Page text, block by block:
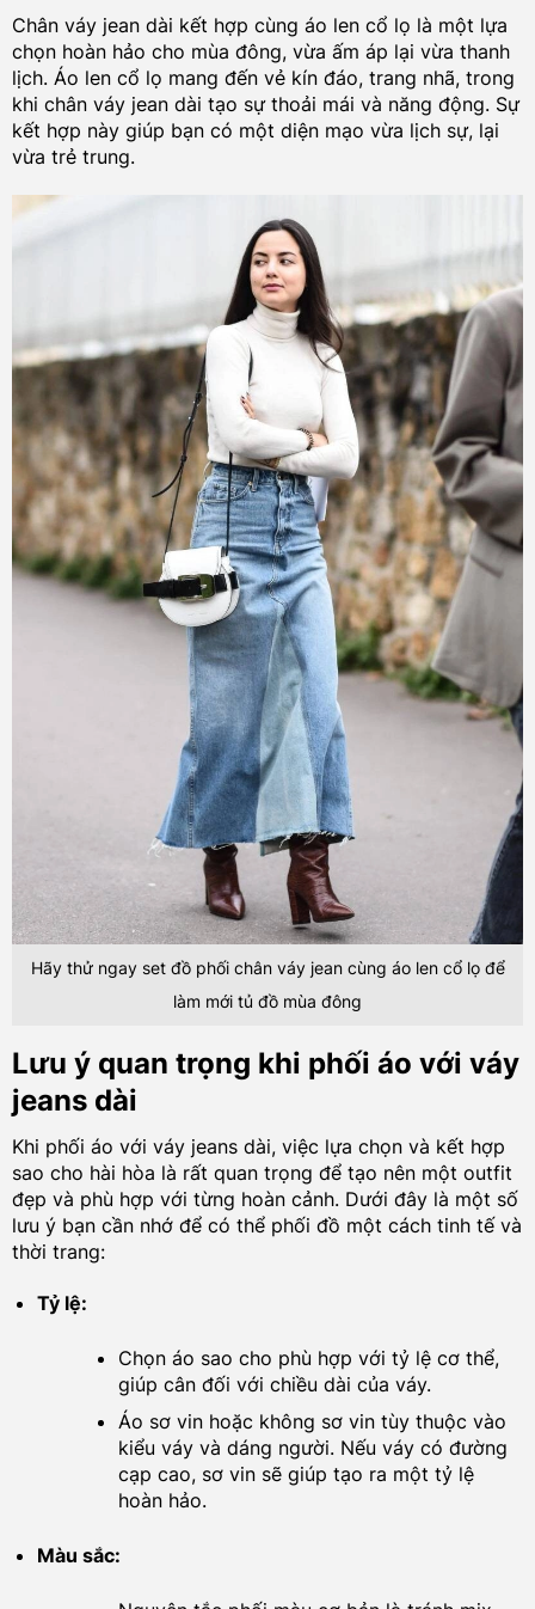
Chân váy jean dài kết hợp cùng áo len cổ lọ là một lựa
chọn hoàn hảo cho mùa đông, vừa ấm áp lại vừa thanh
lịch. Áo len cổ lọ mang đến vẻ kín đáo, trang nhã, trong
khi chân váy jean dài tạo sự thoải mái và năng động. Sự
kết hợp này giúp bạn có một diện mạo vừa lịch sự, lại
vừa trẻ trung.
Hãy thử ngay set đồ phối chân váy jean cùng áo len cổ lọ để
làm mới tủ đồ mùa đông
Lưu ý quan trọng khi phối áo với váy
jeans dài
Khi phối áo với váy jeans dài, việc lựa chọn và kết hợp
sao cho hài hòa là rất quan trọng để tạo nên một outfit
đẹp và phù hợp với từng hoàn cảnh. Dưới đây là một số
lưu ý bạn cần nhớ để có thể phối đồ một cách tinh tế và
thời trang:
Tỷ lệ:
Chọn áo sao cho phù hợp với tỷ lệ cơ thể,
giúp cân đối với chiều dài của váy.
Áo sơ vin hoặc không sơ vin tùy thuộc vào
kiểu váy và dáng người. Nếu váy có đường
cạp cao, sơ vin sẽ giúp tạo ra một tỷ lệ
hoàn hảo.
Màu sắc: